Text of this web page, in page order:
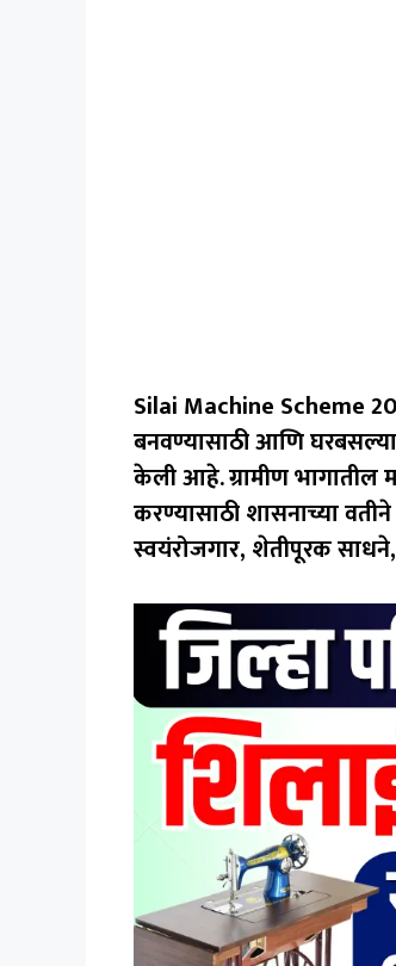
Silai Machine Scheme
बनवण्यासाठी आणि
केली आहे.ग्रामीण
करण्यासाठी शासनाच्या
स्वयंरोजगार, शेतीपूरक